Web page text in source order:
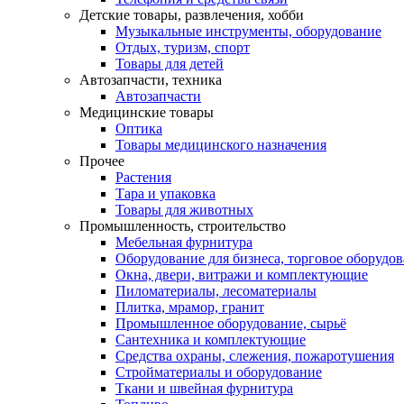
Детские товары, развлечения, хобби
Музыкальные инструменты, оборудование
Отдых, туризм, спорт
Товары для детей
Автозапчасти, техника
Автозапчасти
Медицинские товары
Оптика
Товары медицинского назначения
Прочее
Растения
Тара и упаковка
Товары для животных
Промышленность, строительство
Мебельная фурнитура
Оборудование для бизнеса, торговое
Окна, двери, витражи и комплектующие
Пиломатериалы, лесоматериалы
Плитка, мрамор, гранит
Промышленное оборудование, сырьё
Сантехника и комплектующие
Средства охраны, слежения, пожаротушения
Стройматериалы и оборудование
Ткани и швейная фурнитура